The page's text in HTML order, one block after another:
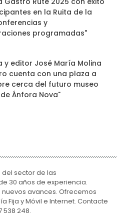
en la Ruita de la
y
programadas"
y editor José María Molina
cuenta con una plaza a
cerca del futuro museo
Ánfora Nova"
sector de las
30 años de experiencia.
avances. Ofrecemos
Fija y Móvil e Internet. Contacte
538 248.